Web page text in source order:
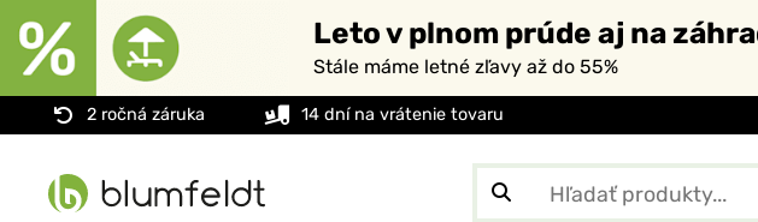
Leto v plnom prúde aj na
Stále máme letné zľavy až do 55%
2 ročná záruka 14 dní na vrátenie tovaru